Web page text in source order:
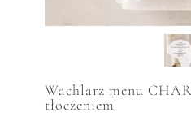
Wachlarz menu
tłoczeniem